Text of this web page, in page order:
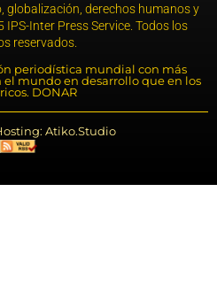
globalización, derechos humanos y
Inter Press Service. Todos los
reservados.
periodística mundial con más
el mundo en desarrollo que en los
DONAR
Atiko.Studio